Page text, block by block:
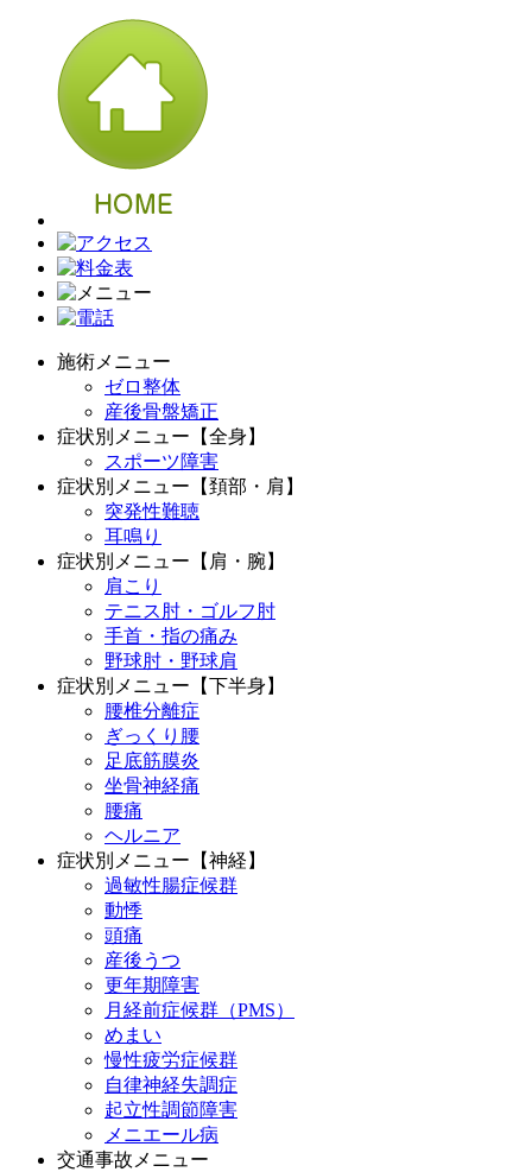
施術メニュー
ゼロ整体
産後骨盤矯正
症状別メニュー【全身】
スポーツ障害
症状別メニュー【頚部・肩】
突発性難聴
耳鳴り
症状別メニュー【肩・腕】
肩こり
テニス肘・ゴルフ肘
手首・指の痛み
野球肘・野球肩
症状別メニュー【下半身】
腰椎分離症
ぎっくり腰
足底筋膜炎
坐骨神経痛
腰痛
ヘルニア
症状別メニュー【神経】
過敏性腸症候群
動悸
頭痛
産後うつ
更年期障害
月経前症候群（PMS）
めまい
慢性疲労症候群
自律神経失調症
起立性調節障害
メニエール病
交通事故メニュー